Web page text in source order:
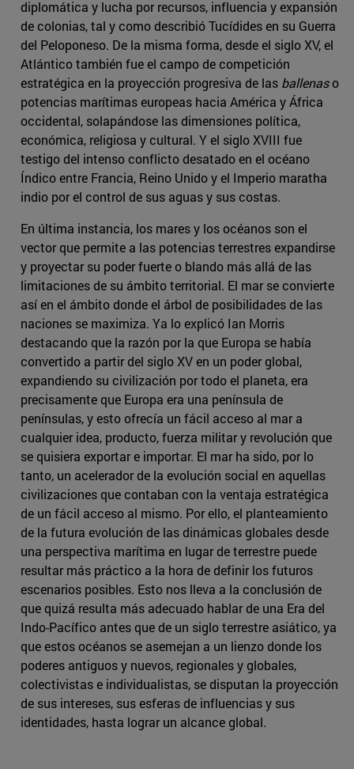
diplomática y lucha por recursos, influencia y expansión
de colonias, tal y como describió Tucídides en su Guerra
del Peloponeso. De la misma forma, desde el siglo XV, el
Atlántico también fue el campo de competición
estratégica en la proyección progresiva de las ballenaso
potencias marítimas europeas hacia América y África
occidental, solapándose las dimensiones política,
económica, religiosa y cultural. Y el siglo XVIII fue
testigo del intenso conflicto desatado en el océano
Índico entre Francia, Reino Unido y el Imperio maratha
indio por el control de sus aguas y sus costas.
En última instancia, los mares y los océanos son el
vector que permite a las potencias terrestres expandirse
y proyectar su poder fuerte o blando más allá de las
limitaciones de su ámbito territorial. El mar se convierte
así en el ámbito donde el árbol de posibilidades de las
naciones se maximiza. Ya lo explicó Ian Morris
destacando que la razón por la que Europa se había
convertido a partir del siglo XV en un poder global,
expandiendo su civilización por todo el planeta, era
precisamente que Europa era una península de
penínsulas, y esto ofrecía un fácil acceso al mar a
cualquier idea, producto, fuerza militar y revolución que
se quisiera exportar e importar. El mar ha sido, por lo
tanto, un acelerador de la evolución social en aquellas
civilizaciones que contaban con la ventaja estratégica
de un fácil acceso al mismo. Por ello, el planteamiento
de la futura evolución de las dinámicas globales desde
una perspectiva marítima en lugar de terrestre puede
resultar más práctico a la hora de definir los futuros
escenarios posibles. Esto nos lleva a la conclusión de
que quizá resulta más adecuado hablar de una Era del
Indo-Pacífico antes que de un siglo terrestre asiático, ya
que estos océanos se asemejan a un lienzo donde los
poderes antiguos y nuevos, regionales y globales,
colectivistas e individualistas, se disputan la proyección
de sus intereses, sus esferas de influencias y sus
identidades, hasta lograr un alcance global.